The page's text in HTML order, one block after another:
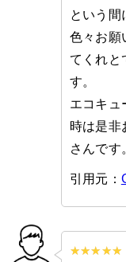
という間
色々お願
てくれと
す。
エコキュ
時は是非
さんです
引用元：